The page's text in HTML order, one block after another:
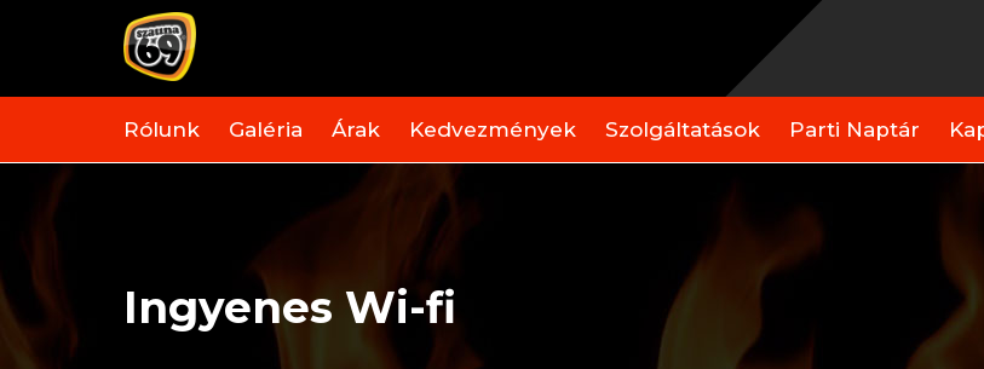
Rólunk Galéria Árak Kedvezmények Szolgáltatások Parti Naptár
Ingyenes Wi-fi